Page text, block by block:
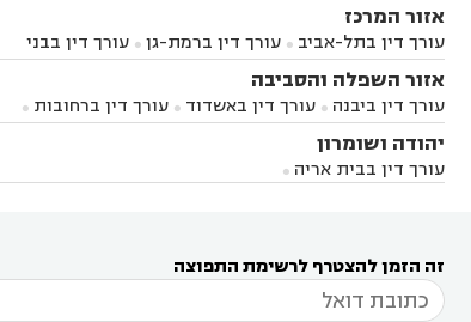
אזור המרכז
עורך דין בתל-אביב  עורך דין ברמת-גן 
עורך דין בבני
ברק עורך דין בפתח תקווה עורך דין בראשון לציון
עורך דין ברחובות עורך דין בנס ציונה
במודיעין
עורך דין בהרצליה עורך דין בחולון
עורך
דין בקרית אונו
אונו
עורך דין בבת ים
דין בשוהם 
אזור השפלה והסביבה
עורך דין ביבנה  עורך דין באשדוד  עורך דין ברחובות 
עורך דין בראשון לציון עורך דין במודיעין
עורך דין
בבאר יעקב
עורך דין בגדרהיהודה ושומרון
עורך דין בבית אריה 
זה הזמן להצטרף לרשימת התפוצה